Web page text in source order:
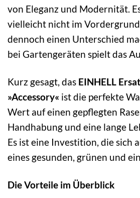
von Eleganz und Modernität.
vielleicht nicht im
dennoch einen Unterschied
bei Gartengeräten spielt das
Kurz gesagt, das EINHELL
»Accessory« ist die perfekte
Wert auf einen gepflegten
Handhabung und eine lange
Es ist eine Investition, die sich
eines gesunden, grünen und
Die Vorteile im Überblick